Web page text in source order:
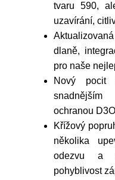
tvaru 590,
uzavírání,
dlaně,
pro naše
Nový pocit
ochranou
Křížový
několika
odezvu a
pohyblivost